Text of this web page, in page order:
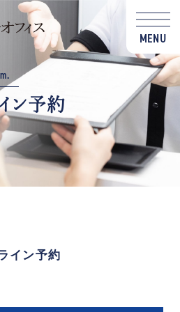
ン予約
イン予約
MENU